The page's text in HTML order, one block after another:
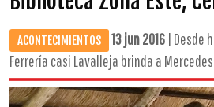
ACONTECIMIENTOS 13 jun 2016 | Desde
Ferrería casi Lavalleja brinda a